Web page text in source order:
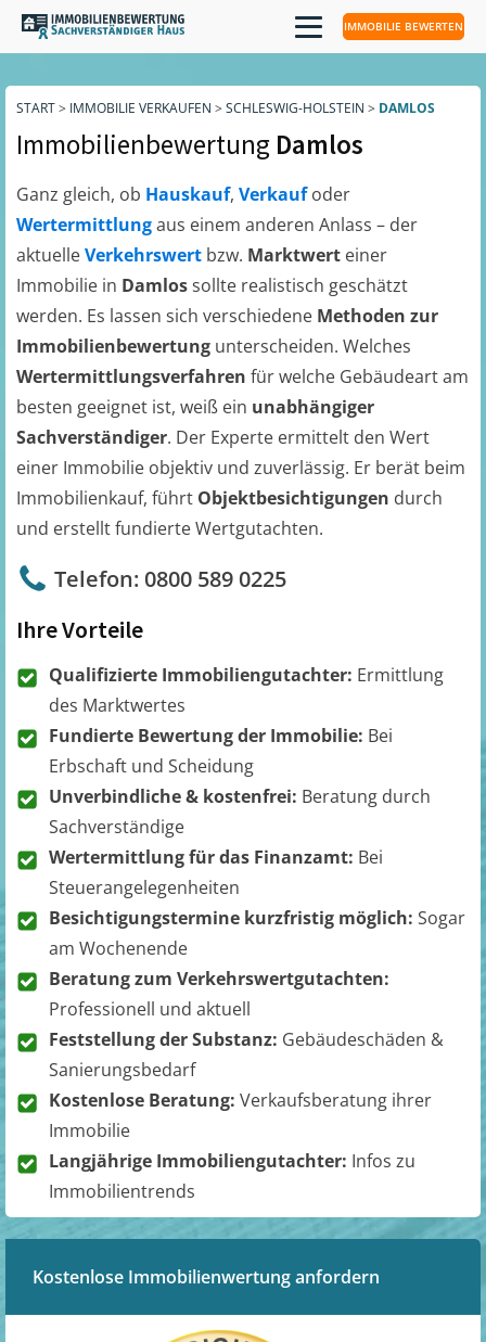
IMMOBILIE BEWERTEN
START> IMMOBILIE VERKAUFEN > SCHLESWIG-HOLSTEIN > DAMLOS
Immobilienbewertung Damlos
Ganz gleich, ob Hauskauf, Verkaufoder
Wertermittlungaus einem anderen Anlass – der
aktuelleVerkehrswert bzw. Marktwert einer
Immobilie in Damlossollte realistisch geschätzt
werden. Es lassen sich verschiedene Methoden zur
Immobilienbewertung unterscheiden. Welches
Wertermittlungsverfahren für welche Gebäudeart am
besten geeignet ist, weiß ein unabhängiger
Sachverständiger. Der Experte ermittelt den Wert
einer Immobilie objektiv und zuverlässig. Er berät beim
Immobilienkauf, führt Objektbesichtigungen durch
und erstellt fundierte Wertgutachten.
Telefon: 0800 589 0225
Ihre Vorteile
Qualifizierte Immobiliengutachter: Ermittlung
des Marktwertes
Fundierte Bewertung der Immobilie: Bei
Erbschaft und Scheidung
Unverbindliche & kostenfrei: Beratung durch
Sachverständige
Wertermittlung für das Finanzamt: Bei
Steuerangelegenheiten
Besichtigungstermine kurzfristig möglich: Sogar
am Wochenende
Beratung zum Verkehrswertgutachten:
Professionell und aktuell
Feststellung der Substanz: Gebäudeschäden &
Sanierungsbedarf
Kostenlose Beratung: Verkaufsberatung ihrer
Immobilie
Langjährige Immobiliengutachter: Infos zu
Immobilientrends
Kostenlose Immobilienwertung anfordern